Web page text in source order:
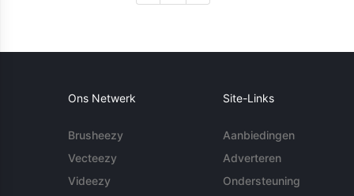
Ons Netwerk
Brusheezy
Vecteezy
Videezy
Site-Links
Aanbiedingen
Adverteren
Ondersteuning